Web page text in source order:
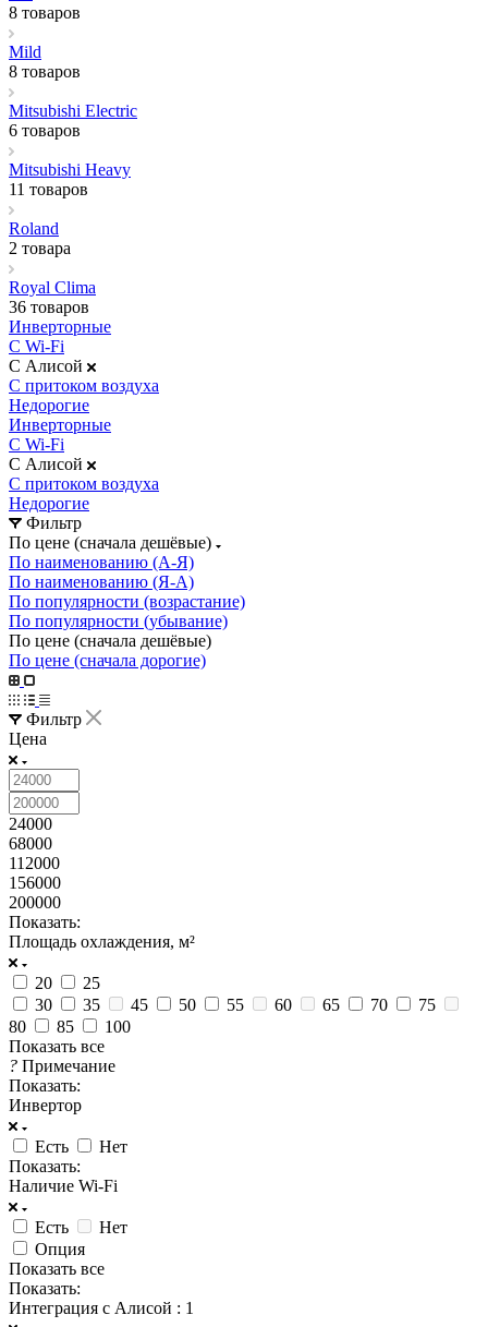
8 товаров
Mild
8 товаров
Mitsubishi Electric
6 товаров
Mitsubishi Heavy
11 товаров
Roland
2 товара
Royal Clima
36 товаров
Инверторные
С Wi-Fi
С Алисой
С притоком воздуха
Недорогие
Инверторные
С Wi-Fi
С Алисой
С притоком воздуха
Недорогие
Фильтр
По цене (сначала дешёвые)
По наименованию (А-Я)
По наименованию (Я-А)
По популярности (возрастание)
По популярности (убывание)
По цене (сначала дешёвые)
По цене (сначала дорогие)
Фильтр
Цена
24000
68000
112000
156000
200000
Показать:
Площадь охлаждения, м²
20
25
30
35 45 50 55 60 65 70
75
80
85
100
Показать все
? Примечание
Показать:
Инвертор
Есть
Нет
Показать:
Наличие Wi-Fi
Есть
Нет
Опция
Показать все
Показать:
Интеграция с Алисой : 1